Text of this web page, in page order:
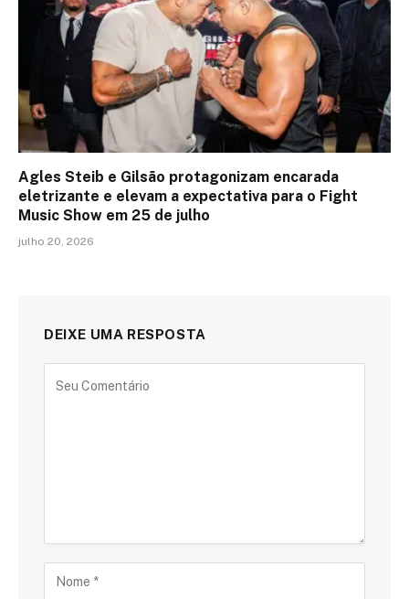
Agles Steib e Gilsão protagonizam encarada
eletrizante e elevam a expectativa para o Fight
Music Show em 25 de julho
julho 20, 2026
DEIXE UMA RESPOSTA